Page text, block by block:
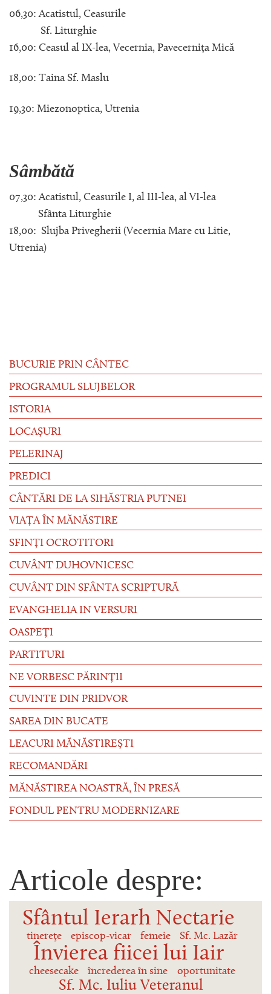
06,30: Acatistul, Ceasurile
Sf. Liturghie
16,00: Ceasul al IX-lea, Vecernia, Pavecernița Mică
18,00: Taina Sf. Maslu
19,30: Miezonoptica, Utrenia
Sâmbătă
07,30: Acatistul, Ceasurile I, al III-lea, al VI-lea
Sfânta Liturghie
18,00: Slujba Privegherii (Vecernia Mare cu Litie,
Utrenia)
BUCURIE PRIN CÂNTEC
PROGRAMUL SLUJBELOR
ISTORIA
LOCAȘURI
PELERINAJ
PREDICI
CÂNTĂRI DE LA SIHĂSTRIA PUTNEI
VIAȚA ÎN MĂNĂSTIRE
SFINȚI OCROTITORI
CUVÂNT DUHOVNICESC
CUVÂNT DIN SFÂNTA SCRIPTURĂ
EVANGHELIA IN VERSURI
OASPEȚI
PARTITURI
NE VORBESC PĂRINȚII
CUVINTE DIN PRIDVOR
SAREA DIN BUCATE
LEACURI MĂNĂSTIREȘTI
RECOMANDĂRI
MĂNĂSTIREA NOASTRĂ, ÎN PRESĂ
FONDUL PENTRU MODERNIZARE
Articole despre:
Sfântul Ierarh Nectarie
tinereţe episcop-vicar femeie Sf. Mc. Lazăr
Învierea fiicei lui Iair
cheesecake încrederea în sine oportunitate
Sf. Mc. Iuliu Veteranul